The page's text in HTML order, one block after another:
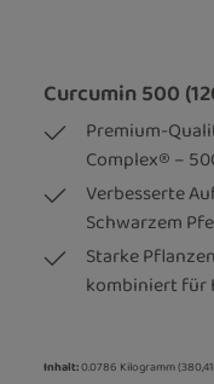
Curcumin 500
Premium-
Complex® –
Verbesserte
Schwarzem
Starke
kombiniert für
Inhalt:0.0786 Kilogramm